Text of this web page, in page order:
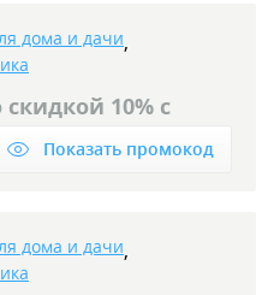
дома и дачи,
10% с
Показать промокод
дома и дачи,